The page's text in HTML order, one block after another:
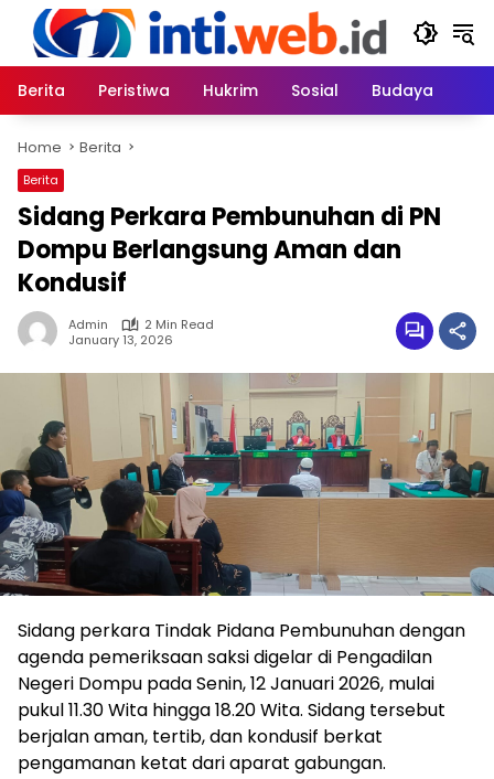
content
Berita
Peristiwa Hukrim Sosial Budaya
Home Berita
Berita
Sidang Perkara Pembunuhan di PN
Dompu Berlangsung Aman dan
Kondusif
Admin
2 Min Read
January 13, 2026
Sidang perkara Tindak Pidana Pembunuhan dengan
agenda pemeriksaan saksi digelar di Pengadilan
Negeri Dompu pada Senin, 12 Januari 2026, mulai
pukul 11.30 Wita hingga 18.20 Wita. Sidang tersebut
berjalan aman, tertib, dan kondusif berkat
pengamanan ketat dari aparat gabungan.